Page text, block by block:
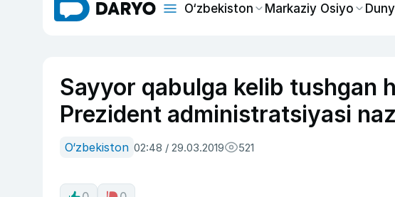
O‘zbekiston Markaziy Osiyo
Sayyor qabulga kelib tushgan
Prezident administratsiyasi
O‘zbekiston 02:48 / 29.03.2019 521